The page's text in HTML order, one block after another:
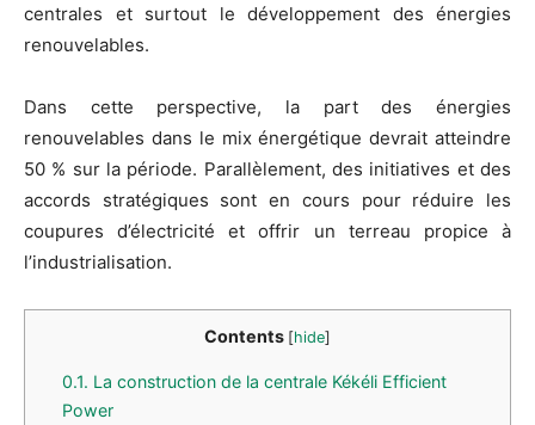
centrales et surtout le développement des énergies
renouvelables.
Dans cette perspective, la part des énergies
renouvelables dans le mix énergétique devrait atteindre
50 % sur la période. Parallèlement, des initiatives et des
accords stratégiques sont en cours pour réduire les
coupures d’électricité et offrir un terreau propice à
l’industrialisation.
Contents [hide]
0.1. La construction de la centrale Kékéli Efficient
Power